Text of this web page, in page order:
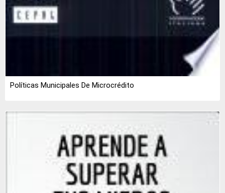
Políticas Municipales De Microcrédito